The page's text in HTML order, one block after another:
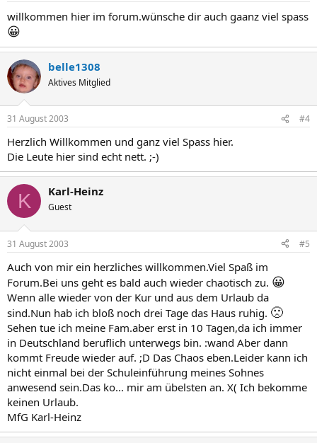
willkommen hier im forum.wünsche dir auch gaanz viel spass
😀
belle1308
Aktives Mitglied
31 August 2003 #4
Herzlich Willkommen und ganz viel Spass hier.
Die Leute hier sind echt nett. ;-)
K Karl-Heinz
Guest
31 August 2003 #5
Auch von mir ein herzliches willkommen.Viel Spaß im
Forum.Bei uns geht es bald auch wieder chaotisch zu. 😀
Wenn alle wieder von der Kur und aus dem Urlaub da
sind.Nun hab ich bloß noch drei Tage das Haus ruhig. 🙁
Sehen tue ich meine Fam.aber erst in 10 Tagen,da ich immer
in Deutschland beruflich unterwegs bin. :wand Aber dann
kommt Freude wieder auf. ;D Das Chaos eben.Leider kann ich
nicht einmal bei der Schuleinführung meines Sohnes
anwesend sein.Das ko... mir am übelsten an. X( Ich bekomme
keinen Urlaub.
MfG Karl-Heinz